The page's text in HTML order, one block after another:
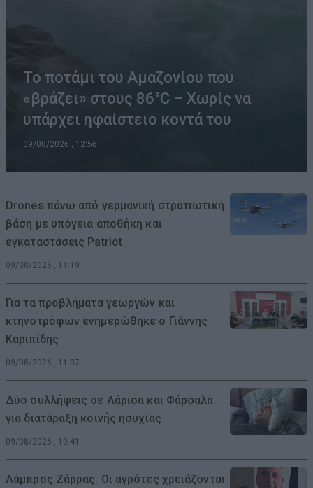
Το ποτάμι του Αμαζονίου που
«βράζει» στους 86°C – Χωρίς να
υπάρχει ηφαίστειο κοντά του
09/08/2026 , 12:56
Drones πάνω από γερμανική στρατιωτική
βάση με υπόγεια αποθήκη και
εγκαταστάσεις Patriot
09/08/2026 , 11:19
Για τα προβλήματα γεωργών και
κτηνοτρόφων ενημερώθηκε ο Γιάννης
Καριπίδης
09/08/2026 , 11:07
Δύο συλλήψεις σε Λάρισα και Φάρσαλα
για διατάραξη κοινής ησυχίας
09/08/2026 , 10:41
Λάμπρος Ζάρρας: Οι αγρότες χρειάζονται